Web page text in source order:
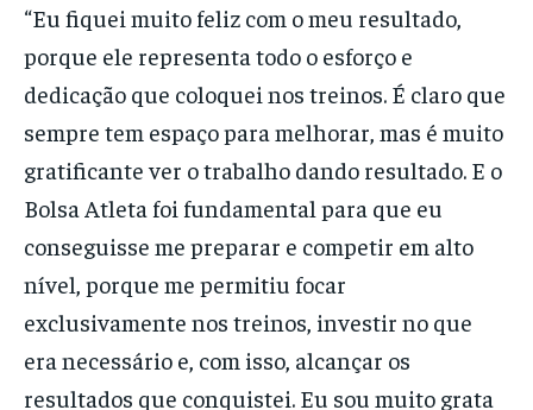
“Eu fiquei muito feliz com o meu resultado,
porque ele representa todo o esforço e
dedicação que coloquei nos treinos. É claro que
sempre tem espaço para melhorar, mas é muito
gratificante ver o trabalho dando resultado. E o
Bolsa Atleta foi fundamental para que eu
conseguisse me preparar e competir em alto
nível, porque me permitiu focar
exclusivamente nos treinos, investir no que
era necessário e, com isso, alcançar os
resultados que conquistei. Eu sou muito grata